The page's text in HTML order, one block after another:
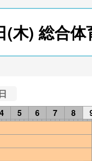
(木) 総合
4 5 6 7 8